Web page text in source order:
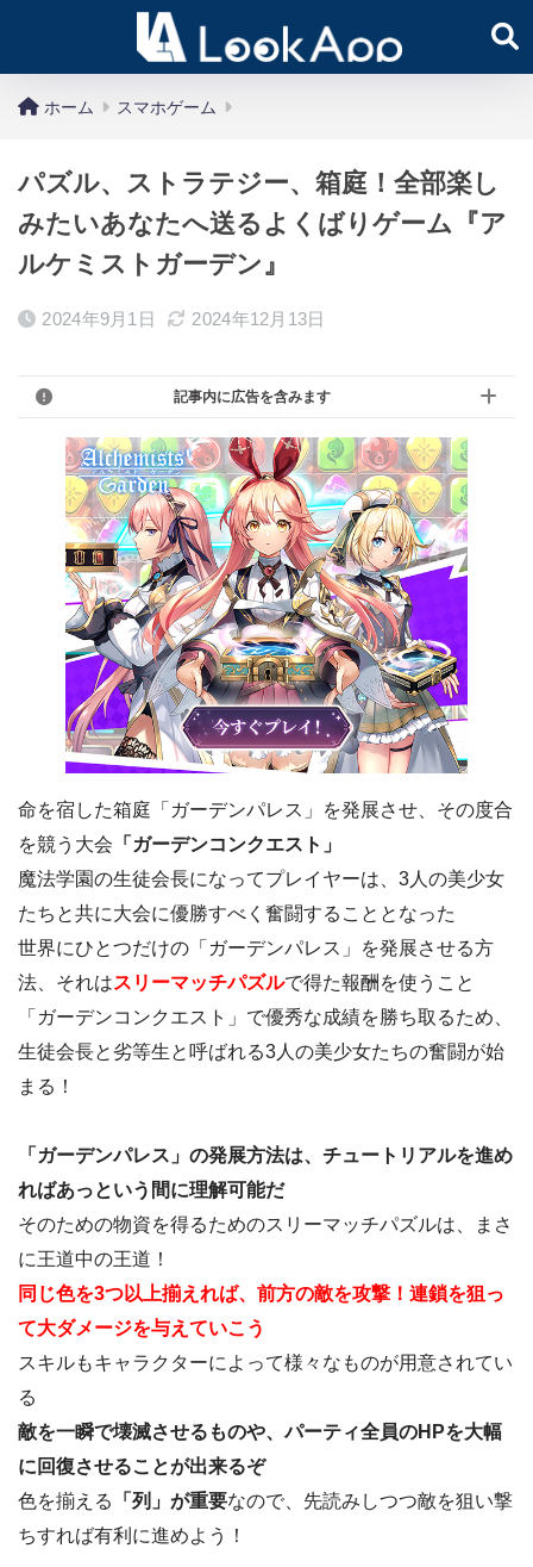
ホーム スマホゲーム
パズル、ストラテジー、箱庭！全部楽し
みたいあなたへ送るよくばりゲーム『ア
ルケミストガーデン』
2024年9月1日 2024年12月13日
記事内に広告を含みます
命を宿した箱庭「ガーデンパレス」を発展させ、その度合
を競う大会 「ガーデンコンクエスト」
魔法学園の生徒会長になってプレイヤーは、3人の美少女
たちと共に大会に優勝すべく奮闘することとなった
世界にひとつだけの「ガーデンパレス」を発展させる方
法、それはスリーマッチパズルで得た報酬を使うこと
「ガーデンコンクエスト」で優秀な成績を勝ち取るため、
生徒会長と劣等生と呼ばれる3人の美少女たちの奮闘が始
まる！
「ガーデンパレス」の発展方法は、チュートリアルを進め
ればあっという間に理解可能だ
そのための物資を得るためのスリーマッチパズルは、まさ
に王道中の王道！
同じ色を3つ以上揃えれば、前方の敵を攻撃！連鎖を狙っ
て大ダメージを与えていこう
スキルもキャラクターによって様々なものが用意されてい
る
敵を一瞬で壊滅させるものや、パーティ全員のHPを大幅
に回復させることが出来るぞ
色を揃える
「列」が重要なので、先読みしつつ敵を狙い撃
ちすれば有利に進めよう！